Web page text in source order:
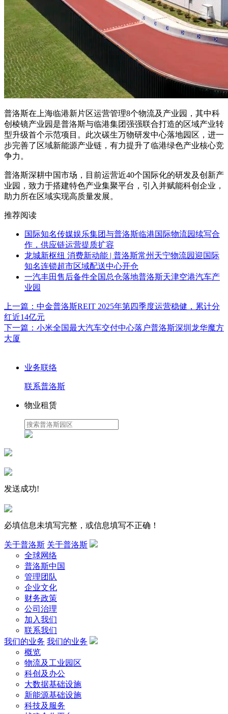
普洛斯在上海临港新片区运营管理8个物流及产业园 ，其中科
创棱镜产业园是普洛斯与临港集团强强联合打造的区域产业转
型升级首个示范项目 。此次碳生万物研发中心落地园区，进一
步完善了区域新能源产业链，有力提升了临港绿色产业核心竞
争力。
普洛斯深耕中国市场，目前运营近40个国际化的研发及创新产
业园，致力于搭建特色产业集聚平台，引入并赋能科创企业，
助力所在区域实现高质量发展。
推荐阅读
国际知名传媒娱乐集团与普洛斯临港国际物流园续写合
作，供应链运营提质扩容
龙城新枢纽 消费新动能 | 普洛斯常州天宁物流园迎国际
知名连锁超市区域配送中心开仓
一汽丰田售后备件全国总仓落地普洛斯天津空港汽车产
业园
上一篇： 中金普洛斯REIT 2025年第四季度运营稳健，累计分
红近14亿元
下一篇： 小米全国最大汽车交付中心落户普洛斯深圳龙华魔方
大厦
业务联络
联系普洛斯
物业租赁
发送成功!
必填信息未填写完整，或信息填写不正确！
关于普洛斯 关于普洛斯
全球网络
普洛斯中国
管理团队
企业文化
财务政策
公司治理
加入我们
联系我们
我们的业务 我们的业务
概览
物流及工业园区
科创及办公
大数据基础设施
新能源基础设施
科技及服务